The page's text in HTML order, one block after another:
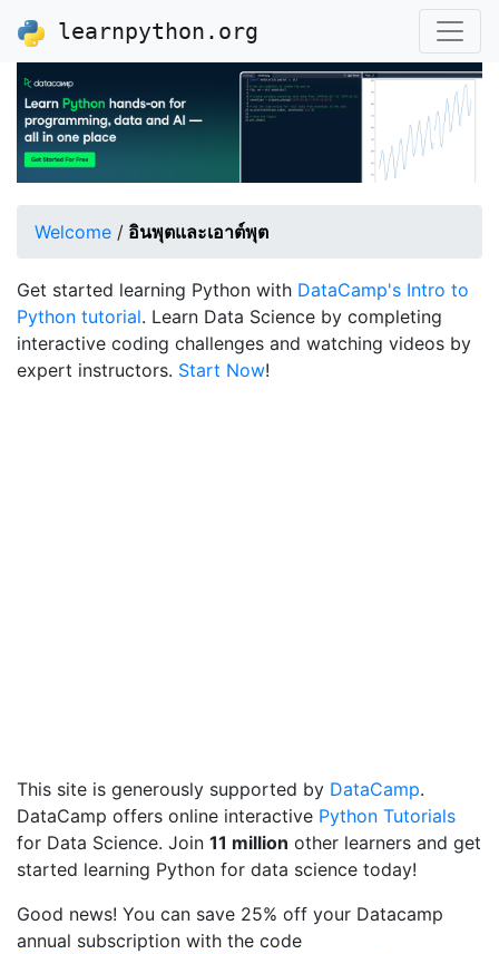
learnpython.org
Welcome / อินพุตและเอาต์พุต
Get started learning Python with DataCamp's Intro to
Python tutorial. Learn Data Science by completing
interactive coding challenges and watching videos by
expert instructors. Start Now!
This site is generously supported by DataCamp.
DataCamp offers online interactive Python Tutorials
for Data Science. Join 11 million other learners and get
started learning Python for data science today!
Good news! You can save 25% off your Datacamp
annual subscription with the code